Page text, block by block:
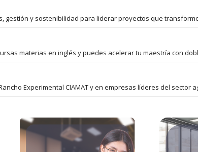
gestión y sostenibilidad para liderar proyectos que
materias en inglés y puedes acelerar tu maestría con
Experimental CIAMAT y en empresas líderes del sector